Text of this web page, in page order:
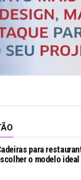
para
o modelo ideal